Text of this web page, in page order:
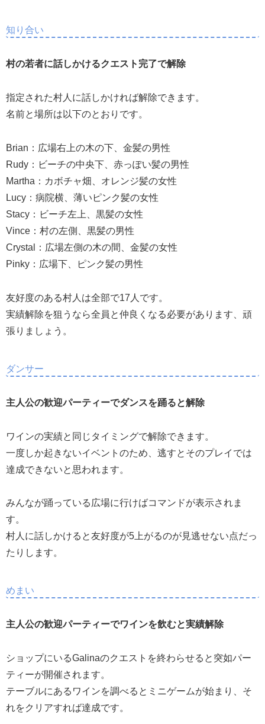
知り合い
村の若者に話しかけるクエスト完了で解除
指定された村人に話しかければ解除できます。
名前と場所は以下のとおりです。
Brian：広場右上の木の下、金髪の男性
Rudy：ビーチの中央下、赤っぽい髪の男性
Martha：カボチャ畑、オレンジ髪の女性
Lucy：病院横、薄いピンク髪の女性
Stacy：ビーチ左上、黒髪の女性
Vince：村の左側、黒髪の男性
Crystal：広場左側の木の間、金髪の女性
Pinky：広場下、ピンク髪の男性
友好度のある村人は全部で17人です。
実績解除を狙うなら全員と仲良くなる必要があります、頑
張りましょう。
ダンサー
主人公の歓迎パーティーでダンスを踊ると解除
ワインの実績と同じタイミングで解除できます。
一度しか起きないイベントのため、逃すとそのプレイでは
達成できないと思われます。
みんなが踊っている広場に行けばコマンドが表示されま
す。
村人に話しかけると友好度が5上がるのが見逃せない点だっ
たりします。
めまい
主人公の歓迎パーティーでワインを飲むと実績解除
ショップにいるGalinaのクエストを終わらせると突如パー
ティーが開催されます。
テーブルにあるワインを調べるとミニゲームが始まり、そ
れをクリアすれば達成です。